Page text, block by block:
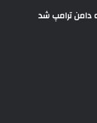
دامن ترامپ شد